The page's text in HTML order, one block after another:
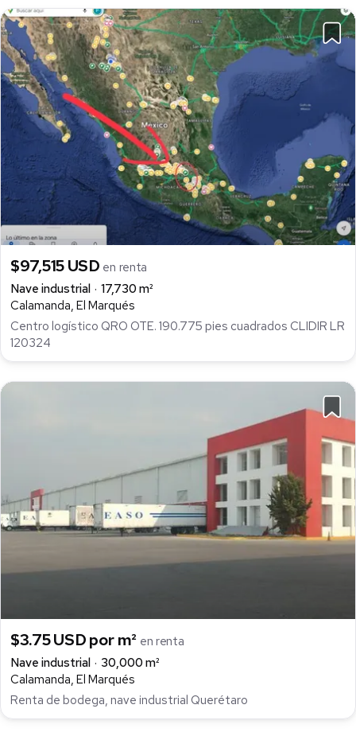
$97,515 USD en renta
Nave industrial
17,730 m²
Calamanda, El Marqués
Centro logístico QRO OTE. 190.775 pies cuadrados CLIDIR LR
120324
$3.75 USD por m² en renta
Nave industrial
30,000 m²
Calamanda, El Marqués
Renta de bodega, nave industrial Querétaro